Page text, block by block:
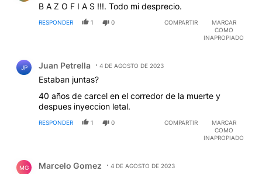
B A Z O F I A S !!!. Todo mi desprecio.
RESPONDER 1 0 COMPARTIR
MARCAR
COMO
INAPROPIADO
JP Juan Petrella 4 DE AGOSTO DE 2023
Estaban juntas?
40 años de carcel en el corredor de la muerte y
despues inyeccion letal.
RESPONDER 1 0 COMPARTIR
MARCAR
COMO
INAPROPIADO
MG Marcelo Gomez 4 DE AGOSTO DE 2023